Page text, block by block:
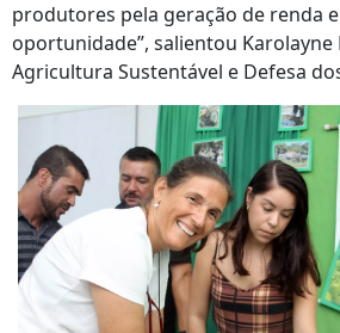
produtores pela geração de renda
oportunidade”, salientou Karolayne
Agricultura Sustentável e Defesa